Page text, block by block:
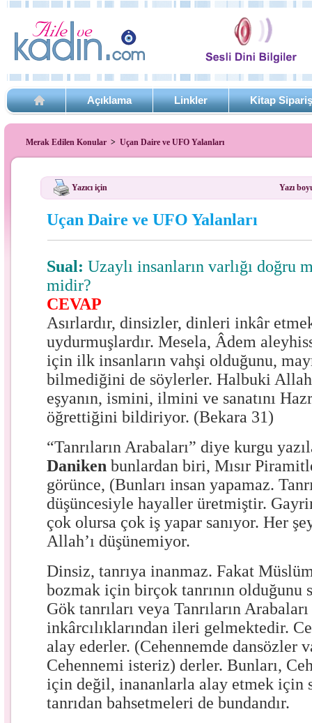
Açıklama Linkler Kitap
Merak Edilen Konular > Uçan Daire ve UFO Yalanları
Yazıcı için Yazı
Uçan Daire ve UFO Yalanları
Sual: Uzaylı insanların varlığı doğru
midir?
CEVAP
Asırlardır, dinsizler, dinleri inkâr
uydurmuşlardır. Mesela, Âdem
için ilk insanların vahşi olduğunu,
bilmediğini de söylerler. Halbuki
eşyanın, ismini, ilmini ve sanatını
öğrettiğini bildiriyor. (Bekara 31)
“Tanrıların Arabaları” diye kurgu
Daniken bunlardan biri, Mısır
görünce, (Bunları insan yapamaz.
düşüncesiyle hayaller üretmiştir.
çok olursa çok iş yapar sanıyor. Her
Allah’ı düşünemiyor.
Dinsiz, tanrıya inanmaz. Fakat
bozmak için birçok tanrının olduğunu
Gök tanrıları veya Tanrıların
inkârcılıklarından ileri gelmektedir.
alay ederler. (Cehennemde dansözler
Cehennemi isteriz) derler. Bunları,
için değil, inananlarla alay etmek için
tanrıdan bahsetmeleri de bundandır.